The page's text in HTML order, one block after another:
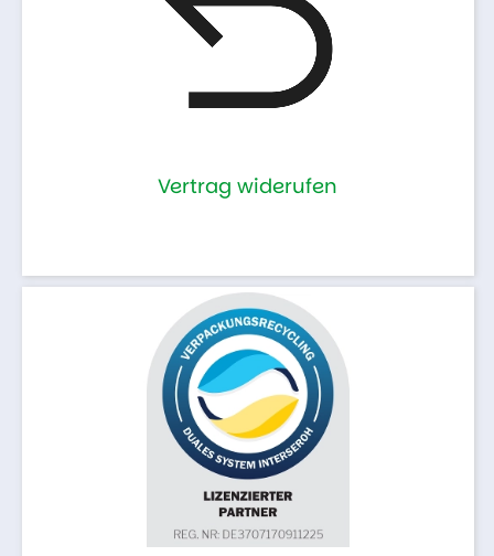
Vertrag widerufen